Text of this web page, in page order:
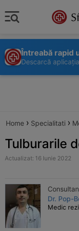
Întreabă rapid
Descarcă
Home › Specialitati ›
Tulburarile
Actualizat: 16 Iunie 2022
Dr. Pop-
Medic